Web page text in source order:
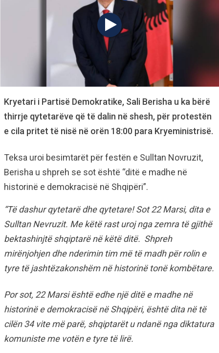
Kryetari i Partisë Demokratike, Sali Berisha u ka bërë
thirrje qytetarëve që të dalin në shesh, për protestën
e cila pritet të nisë në orën 18:00 para Kryeministrisë.
Teksa uroi besimtarët për festën e Sulltan Novruzit,
Berisha u shpreh se sot është “ditë e madhe në
historinë e demokracisë në Shqipëri”.
“Të dashur qytetarë dhe qytetare! Sot 22 Marsi, dita e
Sulltan Nevruzit. Me këtë rast uroj nga zemra të gjithë
bektashinjtë shqiptarë në këtë ditë. Shpreh
mirënjohjen dhe nderimin tim më të madh për rolin e
tyre të jashtëzakonshëm në historinë tonë kombëtare.
Por sot, 22 Marsi është edhe një ditë e madhe në
historinë e demokracisë në Shqipëri, është dita në të
cilën 34 vite më parë, shqiptarët u ndanë nga diktatura
komuniste me votën e tyre të lirë.